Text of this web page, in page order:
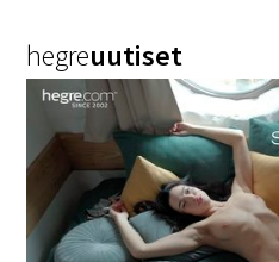
hegreuutiset